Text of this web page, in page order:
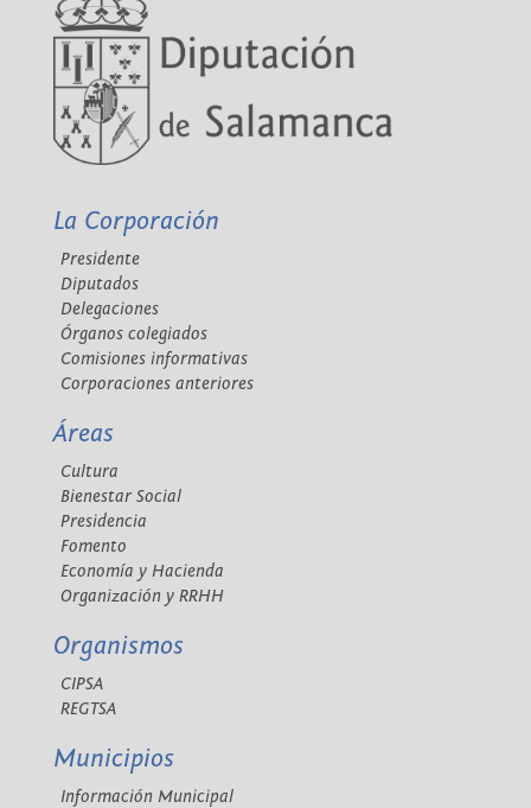
La Corporación
Presidente
Diputados
Delegaciones
Órganos colegiados
Comisiones informativas
Corporaciones anteriores
Áreas
Cultura
Bienestar Social
Presidencia
Fomento
Economía y Hacienda
Organización y RRHH
Organismos
CIPSA
REGTSA
Municipios
Información Municipal